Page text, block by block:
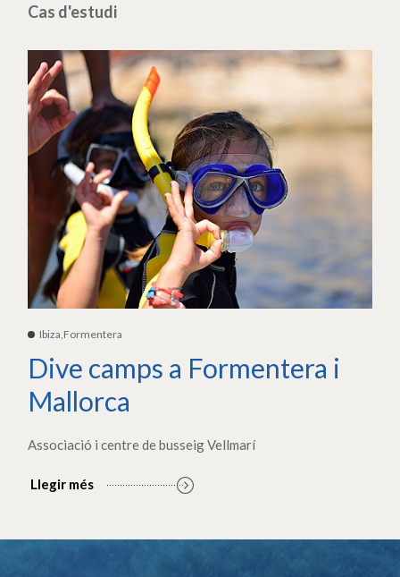
Cas d'estudi
Ibiza,Formentera
Dive camps a Formentera i
Mallorca
Associació i centre de busseig Vellmarí
Llegir més